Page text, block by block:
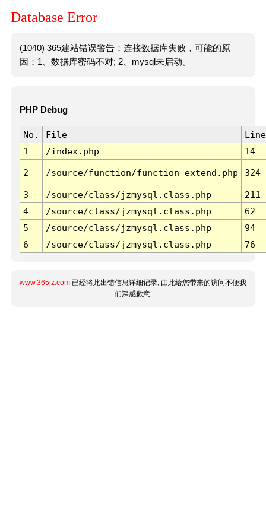
Database Error
(1040) 365建站错误警告：连接数据库失败，可能的原
因：1、数据库密码不对; 2、mysql未启动。
PHP Debug
No. File
Line
1
/index.php 14
2 /source/function/function_extend.php 324
3 /source/class/jzmysql.class.php
211
4
/source/class/jzmysql.class.php
62
5
/source/class/jzmysql.class.php
94
6
/source/class/jzmysql.class.php 76
www.365jz.com 已经将此出错信息详细记录, 由此给您带来的访问不便我
们深感歉意.